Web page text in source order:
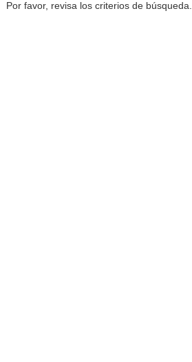
Por favor, revisa los criterios de búsqueda.